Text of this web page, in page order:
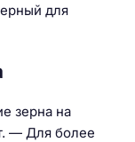
для
зерна на
— Для более